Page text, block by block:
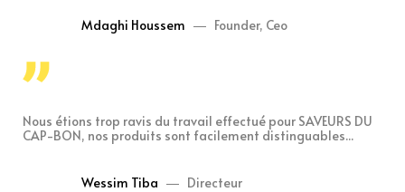
Mdaghi Houssem Founder, Ceo
Nous étions trop ravis du travail effectué pour SAVEURS DU
CAP-BON, nos produits sont facilement distinguables...
Wessim Tiba Directeur